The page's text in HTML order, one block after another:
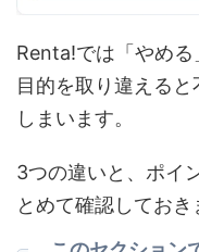
Renta!では「やめる
目的を取り違える
しまいます。
3つの違いと、ポイ
とめて確認しておき